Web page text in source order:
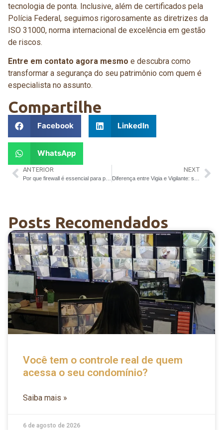
tecnologia de ponta. Inclusive, além de certificados pela
Polícia Federal, seguimos rigorosamente as diretrizes da
ISO 31000, norma internacional de excelência em gestão
de riscos.
Entre em contato agora mesmo e descubra como
transformar a segurança do seu patrimônio com quem é
especialista no assunto.
Compartilhe
Facebook LinkedIn
WhatsApp
ANTERIOR NEXT
Posts Recomendados
Você tem o controle real de quem
acessa o seu condomínio?
Saiba mais »
6 de agosto de 2026